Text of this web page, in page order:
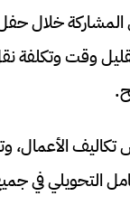
خلال حفل
وقت وتكلفة
الأعمال،
التحويلي في